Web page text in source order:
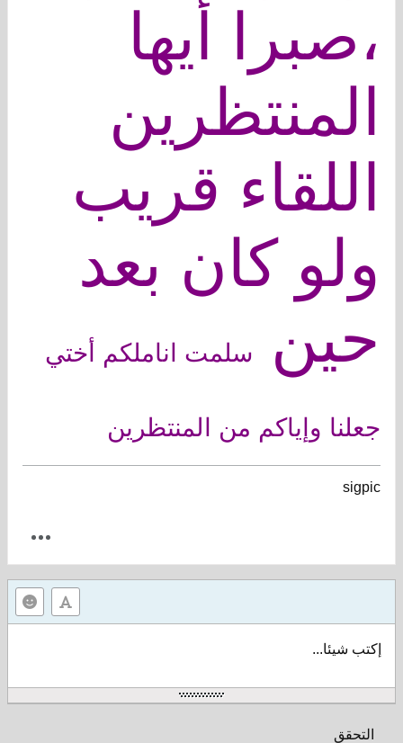
،صبرا أيها
المنتظرين
اللقاء قريب
ولو كان بعد
حين
سلمت اناملكم أختي
جعلنا وإياكم من المنتظرين
sigpic
إكتب شيئا...
التحقق